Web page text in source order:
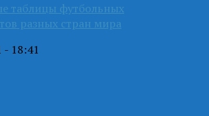
таблицы футбольных
разных стран мира
- 18:41